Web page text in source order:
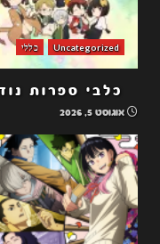
Uncategorized כללי
כלבי ספרות נודדים
אוגוסט 5, 2026